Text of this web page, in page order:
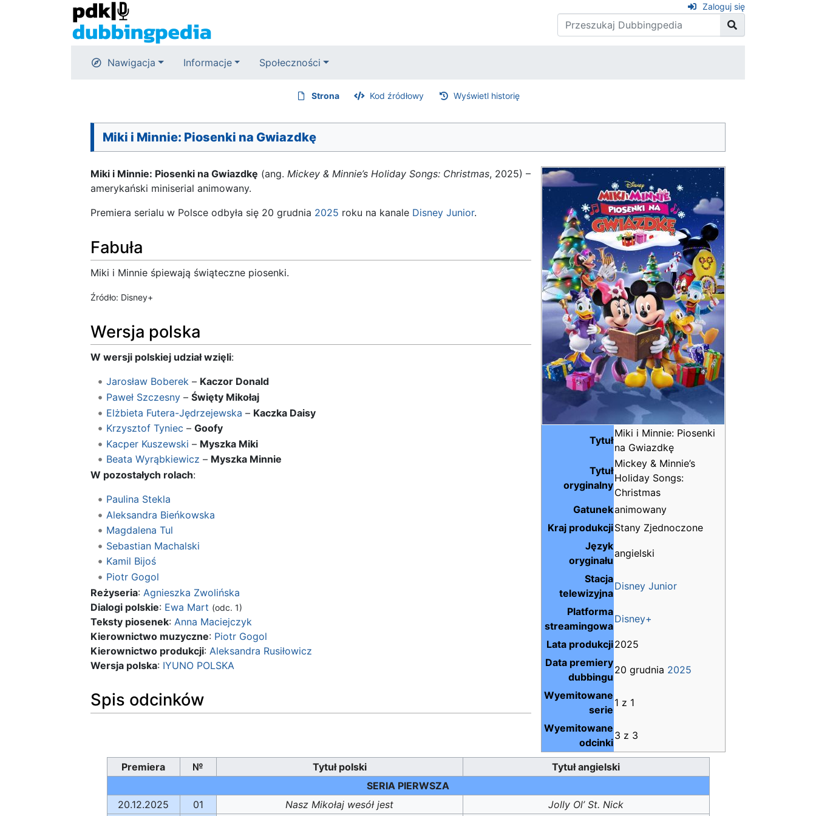
Zaloguj się
Nawigacja Informacje Społeczności
Strona Kod źródłowy Wyświetl historię
Miki i Minnie: Piosenki na Gwiazdkę
Tytuł
Miki i Minnie: Piosenki
na Gwiazdkę
Tytuł
oryginalny
Mickey & Minnie’s
Holiday Songs:
Christmas
Gatunekanimowany
Kraj produkcjiStany Zjednoczone
Język
oryginału
angielski
Stacja
telewizyjna
Disney Junior
Platforma
streamingowa
Disney+
Lata produkcji2025
Data premiery
dubbingu
20 grudnia 2025
Wyemitowane
serie
1 z 1
Wyemitowane
odcinki
3 z 3
Miki i Minnie: Piosenki na Gwiazdkę (ang. Mickey & Minnie’s Holiday Songs: Christmas, 2025) –
amerykański miniserial animowany.
Premiera serialu w Polsce odbyła się 20 grudnia 2025 roku na kanale Disney Junior.
Fabuła
Miki i Minnie śpiewają świąteczne piosenki.
Źródło: Disney+
Wersja polska
W wersji polskiej udział wzięli:
Jarosław Boberek– Kaczor Donald
Paweł Szczesny– Święty Mikołaj
Elżbieta Futera-Jędrzejewska – Kaczka Daisy
Krzysztof Tyniec – Goofy
Kacper Kuszewski – Myszka Miki
Beata Wyrąbkiewicz – Myszka Minnie
W pozostałych rolach:
Paulina Stekla
Aleksandra Bieńkowska
Magdalena Tul
Sebastian Machalski
Kamil Bijoś
Piotr Gogol
Reżyseria: Agnieszka Zwolińska
Dialogi polskie: Ewa Mart (odc. 1)
Teksty piosenek: Anna Maciejczyk
Kierownictwo muzyczne: Piotr Gogol
Kierownictwo produkcji: Aleksandra Rusiłowicz
Wersja polska: IYUNO POLSKA
Spis odcinków
Premiera № Tytuł polski
Tytuł angielski
SERIA PIERWSZA
20.12.2025
01 Nasz Mikołaj wesół jest Jolly Ol’ St. Nick